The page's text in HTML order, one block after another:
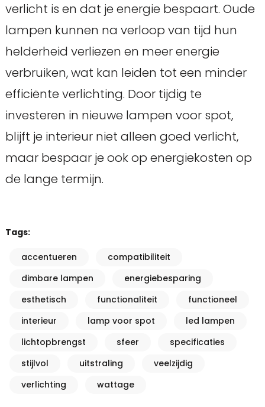
verlicht is en dat je energie bespaart. Oude
lampen kunnen na verloop van tijd hun
helderheid verliezen en meer energie
verbruiken, wat kan leiden tot een minder
efficiënte verlichting. Door tijdig te
investeren in nieuwe lampen voor spot,
blijft je interieur niet alleen goed verlicht,
maar bespaar je ook op energiekosten op
de lange termijn.
Tags:
accentueren
compatibiliteit
dimbare lampen
energiebesparing
esthetisch
functionaliteit
functioneel
interieur
lamp voor spot
led lampen
lichtopbrengst
sfeer
specificaties
stijlvol
uitstraling
veelzijdig
verlichting
wattage